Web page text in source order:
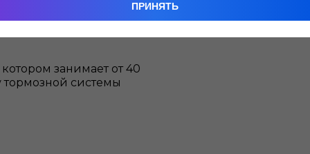
сервисных центров в
зоны
занимает от 40
тормозной системы
ПРИНЯТЬ